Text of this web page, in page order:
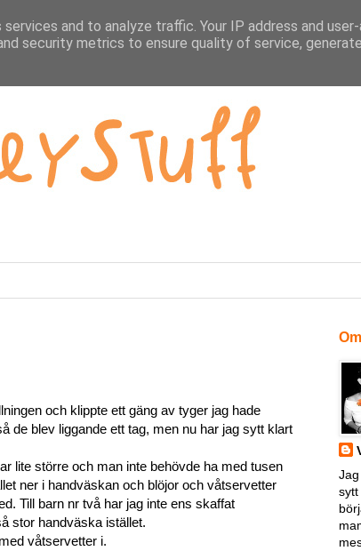
och klippte ett gäng av tyger jag hade
de blev liggande ett tag, men nu har jag sytt klart
lite större och man inte behövde ha med tusen
ner i handväskan och blöjor och våtservetter
Till barn nr två har jag inte ens skaffat
stor handväska istället.
våtservetter i.
sytt
and to analyze traffic. Your IP address and
security metrics to ensure quality of service,